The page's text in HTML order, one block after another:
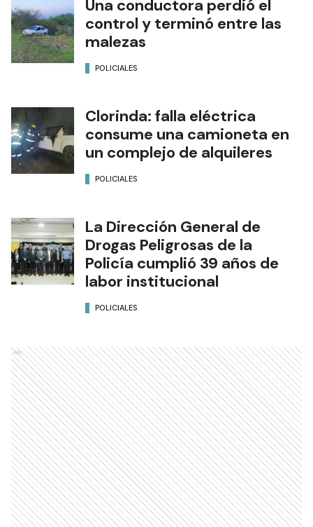
Una conductora perdió el
control y terminó entre las
malezas
POLICIALES
Clorinda: falla eléctrica
consume una camioneta en
un complejo de alquileres
POLICIALES
La Dirección General de
Drogas Peligrosas de la
Policía cumplió 39 años de
labor institucional
POLICIALES
Ads